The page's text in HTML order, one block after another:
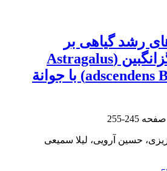
رشد گیاهی بر
ریزازدیادی گیاه گزانگبین (Astragalus
adscendens Boiss and Haussk) با جوانة
245-255
حسین آرویی، لیلا سمیعی